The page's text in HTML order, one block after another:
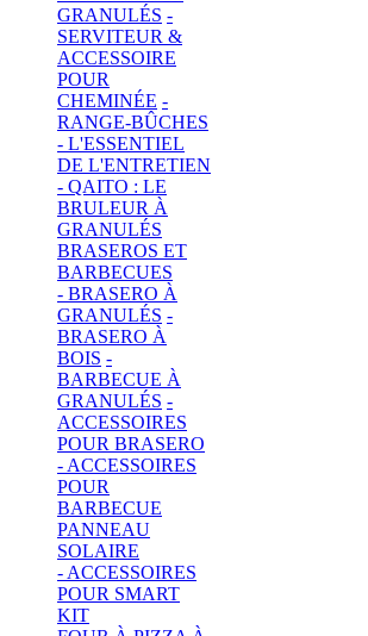
GRANULÉS -
SERVITEUR &
ACCESSOIRE
POUR
CHEMINÉE -
RANGE-BÛCHES
- L'ESSENTIEL
DE L'ENTRETIEN
- QAITO : LE
BRULEUR À
GRANULÉS
BRASEROS ET
BARBECUES
- BRASERO À
GRANULÉS -
BRASERO À
BOIS -
BARBECUE À
GRANULÉS -
ACCESSOIRES
POUR BRASERO
- ACCESSOIRES
POUR
BARBECUE
PANNEAU
SOLAIRE
- ACCESSOIRES
POUR SMART
KIT